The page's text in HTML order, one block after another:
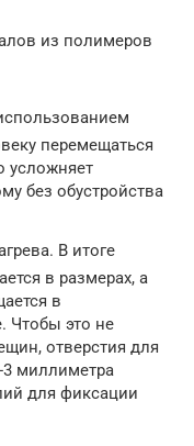
из полимеров
перемещаться
усложняет
без обустройства
В итоге
в размерах, а
в
Чтобы это не
отверстия для
3 миллиметра
для фиксации